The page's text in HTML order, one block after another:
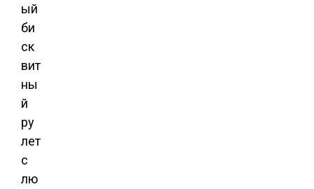
ый
би
ск
вит
ны
й
ру
лет
с
лю